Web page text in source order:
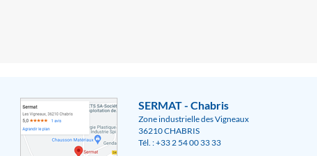
SERMAT - Chabris
Zone industrielle des Vigneaux
36210 CHABRIS
Tél. : +33 2 54 00 33 33